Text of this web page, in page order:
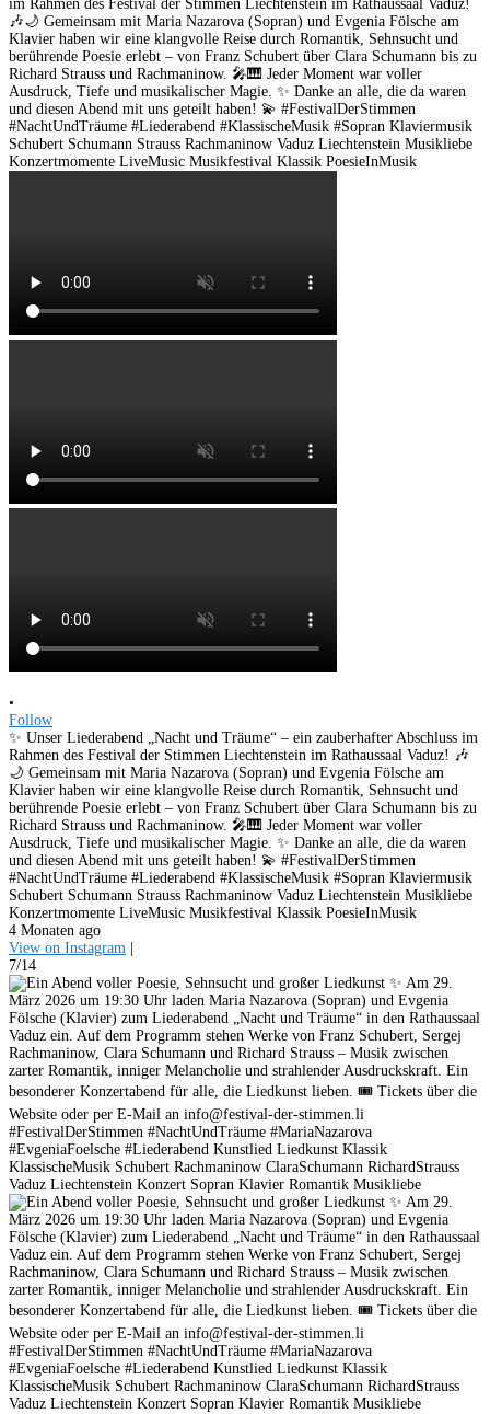
•
Follow
✨ Unser Liederabend „Nacht und Träume“ – ein zauberhafter Abschluss im
Rahmen des Festival der Stimmen Liechtenstein im Rathaussaal Vaduz! 🎶
🌙 Gemeinsam mit Maria Nazarova (Sopran) und Evgenia Fölsche am
Klavier haben wir eine klangvolle Reise durch Romantik, Sehnsucht und
berührende Poesie erlebt – von Franz Schubert über Clara Schumann bis zu
Richard Strauss und Rachmaninow. 🎤🎹 Jeder Moment war voller
Ausdruck, Tiefe und musikalischer Magie. ✨ Danke an alle, die da waren
und diesen Abend mit uns geteilt haben! 💫 #FestivalDerStimmen
#NachtUndTräume #Liederabend #KlassischeMusik #Sopran Klaviermusik
Schubert Schumann Strauss Rachmaninow Vaduz Liechtenstein Musikliebe
Konzertmomente LiveMusic Musikfestival Klassik PoesieInMusik
4 Monaten ago
View on Instagram
7/14